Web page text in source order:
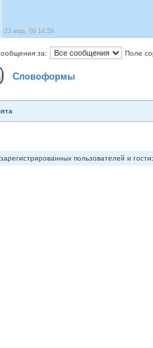
23 мар, 09 14:59
за: Поле
Словоформы
пользователей и